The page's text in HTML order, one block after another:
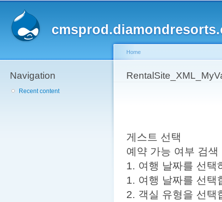
Navigation
Recent content
You are here
Home
게스트 선택
예약 가능 여부 검색
1. 여행 날짜를 선택
1. 여행 날짜를 선택
2. 객실 유형을 선택